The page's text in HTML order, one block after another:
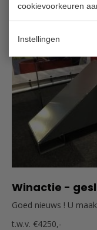
cookievoorkeuren
Instellingen
Winactie -
Goed nieuws ! U
t.w.v. €4250,-